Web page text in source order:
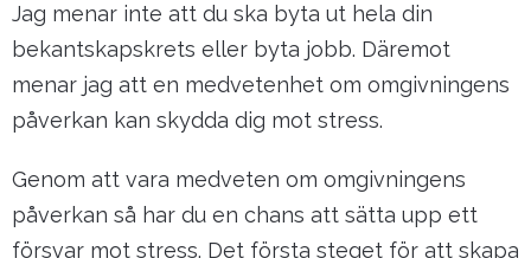
Jag menar inte att du ska byta ut hela din
bekantskapskrets eller byta jobb. Däremot
menar jag att en medvetenhet om omgivningens
påverkan kan skydda dig mot stress.
Genom att vara medveten om omgivningens
påverkan så har du en chans att sätta upp ett
försvar mot stress. Det första steget för att skapa